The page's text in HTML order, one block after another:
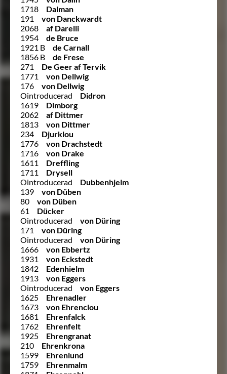
1718
Dalman
191
von Danckwardt
2068
af Darelli
1954
de Bruce
1921 B
de Carnall
1856 B
de Frese
271
De Geer af Tervik
1771
von Dellwig
176
von Dellwig
Ointroducerad
Didron
1619
Dimborg
2062
af Dittmer
1813
von Dittmer
234
Djurklou
1776
von Drachstedt
1716
von Drake
1611
Dreffling
1711
Drysell
Ointroducerad
Dubbenhjelm
139
von Düben
80
von Düben
61
Dücker
Ointroducerad
von Düring
171
von Düring
Ointroducerad
von Düring
1666
von Ebbertz
1931
von Eckstedt
1842
Edenhielm
1913
von Eggers
Ointroducerad
von Eggers
1625
Ehrenadler
1673
von Ehrenclou
1681
Ehrenfalck
1762
Ehrenfelt
1925
Ehrengranat
210
Ehrenkrona
1599
Ehrenlund
1759
Ehrenmalm